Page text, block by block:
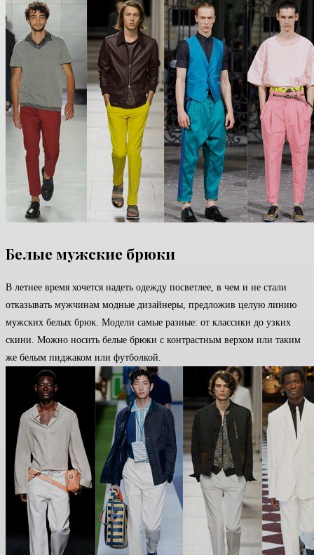
Белые мужские брюки
В летнее время хочется надеть одежду посветлее, в чем и не стали
отказывать мужчинам модные дизайнеры, предложив целую линию
мужских белых брюк. Модели самые разные: от классики до узких
скини. Можно носить белые брюки с контрастным верхом или таким
же белым пиджаком или футболкой.